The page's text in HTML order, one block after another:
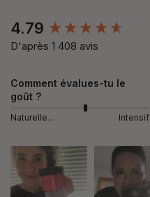
4.79
D'après 1 408 avis
Comment évalues-tu le
goût ?
Naturellement Intensif
New content loaded